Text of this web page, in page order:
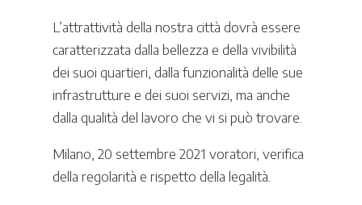
L’attrattività della nostra città dovrà essere
caratterizzata dalla bellezza e della vivibilità
dei suoi quartieri, dalla funzionalità delle sue
infrastrutture e dei suoi servizi, ma anche
dalla qualità del lavoro che vi si può trovare.
Milano, 20 settembre 2021 voratori, verifica
della regolarità e rispetto della legalità.